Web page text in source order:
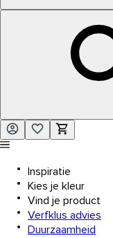
Inspiratie
Kies je kleur
Vind je product
Verfklus advies
Duurzaamheid